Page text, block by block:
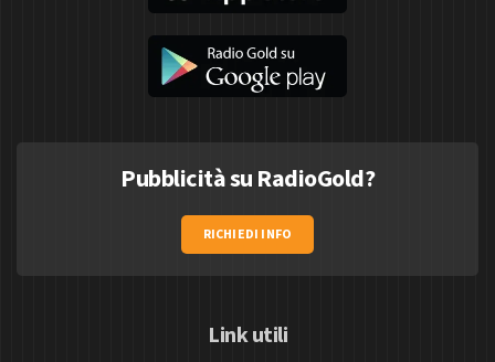
Pubblicità su RadioGold?
RICHIEDI INFO
Link utili